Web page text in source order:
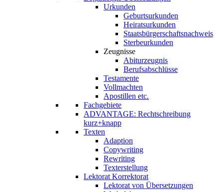
Urkunden
Geburtsurkunden
Heiratsurkunden
Staatsbürgerschaftsnachweis
Sterbeurkunden
Zeugnisse
Abiturzeugnis
Berufsabschlüsse
Testamente
Vollmachten
Apostillen etc.
Fachgebiete
ADVANTAGE: Rechtschreibung
kurz+knapp
Texten
Adaption
Copywriting
Rewriting
Texterstellung
Lektorat Korrektorat
Lektorat von Übersetzungen